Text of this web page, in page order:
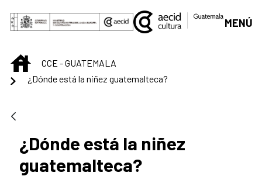
Saltar al contenido principal
MENÚ
INICIOCCE - GUATEMALA
¿Dónde está la niñez guatemalteca?
¿Dónde está la niñez
guatemalteca?